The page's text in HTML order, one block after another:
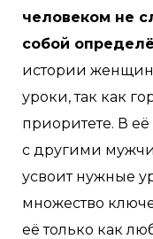
человеком не
собой
истории
уроки, так как
приоритете. В еë
с другими
усвоит нужные
множество
её только как